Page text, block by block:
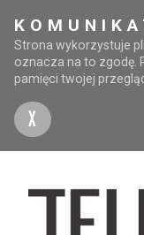
Strona wykorzystuje
oznacza na to zgodę.
pamięci twojej
X